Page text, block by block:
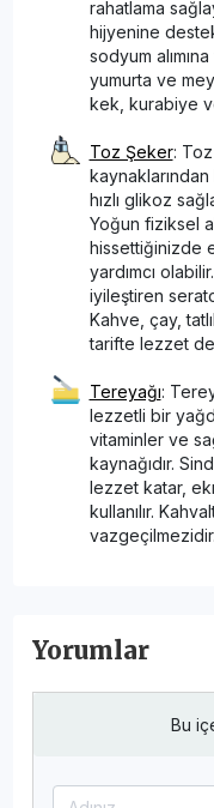
rahatlama
hijyenine
sodyum
yumurta ve
kek, kurabiye
Toz Şeker:
hızlı glikoz
Yoğun fiziksel
hissettiğinizde
yardımcı
iyileştiren
Kahve, çay,
tarifte lezzet
Tereyağı:
lezzetli bir
vitaminler ve
kaynağıdır.
lezzet katar,
kullanılır.
vazgeçilmezidir.
Yorumlar
Bu